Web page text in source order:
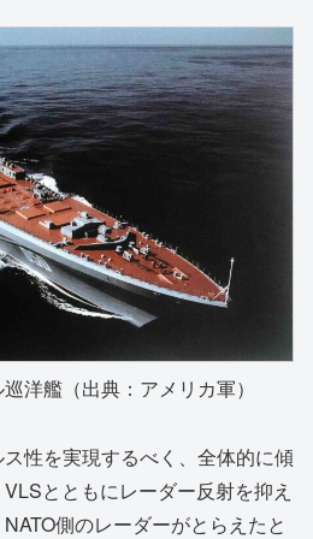
洋艦（出典：アメリカ軍）
性を実現するべく、全体的に傾
とともにレーダー反射を抑え
側のレーダーがとらえたと